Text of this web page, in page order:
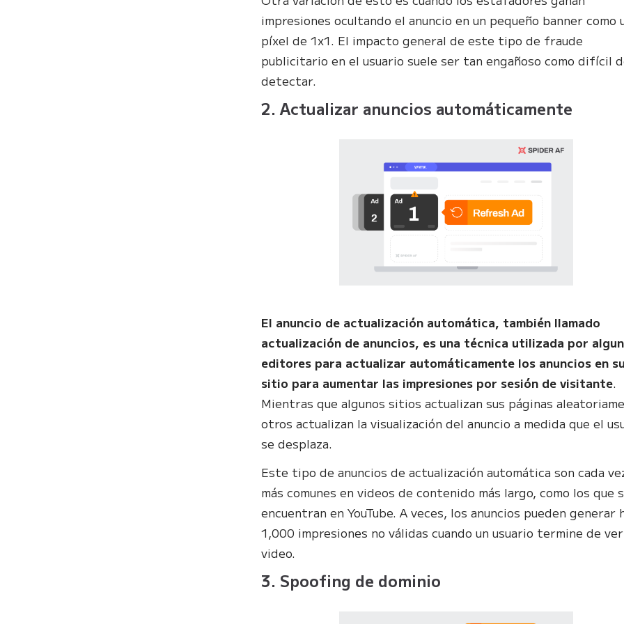
impresiones ocultando el anuncio en un pequeño banner como
píxel de 1x1. El impacto general de este tipo de fraude
publicitario en el usuario suele ser tan engañoso como difícil
detectar.
2. Actualizar anuncios automáticamente
El anuncio de actualización automática, también llamado
actualización de anuncios, es una técnica utilizada por
editores para actualizar automáticamente los anuncios en su
sitio para aumentar las impresiones por sesión de visitante.
Mientras que algunos sitios actualizan sus páginas
otros actualizan la visualización del anuncio a medida que el
se desplaza.
Este tipo de anuncios de actualización automática son cada
más comunes en videos de contenido más largo, como los que
encuentran en YouTube. A veces, los anuncios pueden generar
1,000 impresiones no válidas cuando un usuario termine de
video.
3. Spoofing de dominio